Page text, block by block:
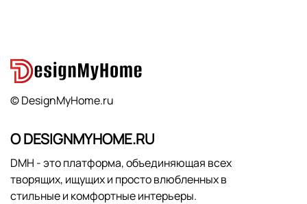
© DesignMyHome.ru
О DESIGNMYHOME.RU
DMH - это платформа, объединяющая всех
творящих, ищущих и просто влюбленных в
стильные и комфортные интерьеры.